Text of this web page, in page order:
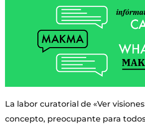
La labor curatorial de «Ver
concepto, preocupante para